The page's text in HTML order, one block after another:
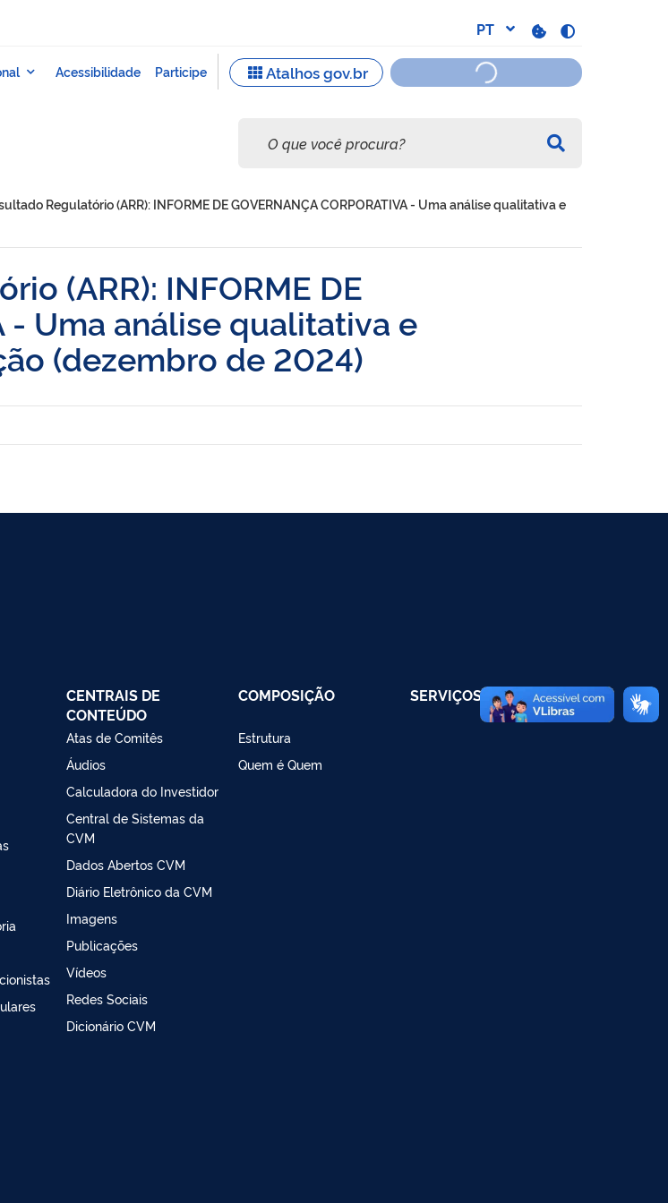
Regulatório (ARR): INFORME DE GOVERNANÇA CORPORATIVA - Uma análise qualitativa e
(ARR): INFORME DE
- Uma análise qualitativa e
(dezembro de 2024)
CENTRAIS DE
CONTEÚDO
Atas de Comitês
Áudios
Calculadora do Investidor
Central de Sistemas da
CVM
Dados Abertos CVM
Diário Eletrônico da CVM
Imagens
Publicações
Vídeos
Redes Sociais
Dicionário CVM
COMPOSIÇÃO
Estrutura
Quem é Quem
SERVIÇOS